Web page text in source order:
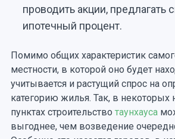
проводить акции, предлагать
ипотечный процент.
Помимо общих характеристик
местности, в которой оно будет
учитывается и растущий спрос на
категорию жилья. Так, в некоторых
пунктах строительство таунхауса
выгоднее, чем возведение